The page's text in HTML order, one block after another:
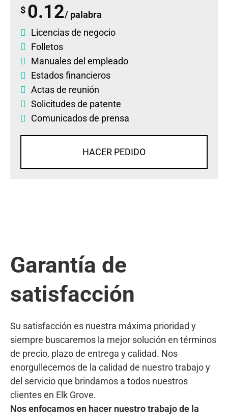
$ 0.12/ palabra
Licencias de negocio
Folletos
Manuales del empleado
Estados financieros
Actas de reunión
Solicitudes de patente
Comunicados de prensa
HACER PEDIDO
Garantía de
satisfacción
Su satisfacción es nuestra máxima prioridad y
siempre buscaremos la mejor solución en términos
de precio, plazo de entrega y calidad. Nos
enorgullecemos de la calidad de nuestro trabajo y
del servicio que brindamos a todos nuestros
clientes en Elk Grove.
Nos enfocamos en hacer nuestro trabajo de la